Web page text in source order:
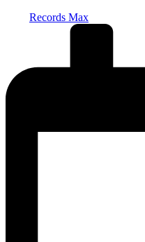
Records Max